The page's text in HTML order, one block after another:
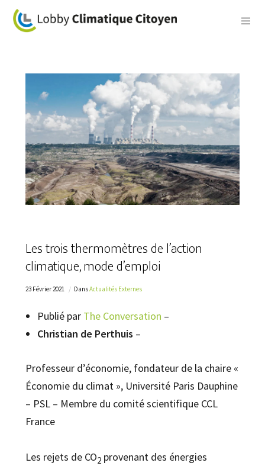
Les trois thermomètres de l’action
climatique, mode d’emploi
23 Février 2021 DansActualités Externes
Publié par The Conversation –
Christian de Perthuis –
Professeur d’économie, fondateur de la chaire «
Économie du climat », Université Paris Dauphine
– PSL – Membre du comité scientifique CCL
France
Les rejets de CO2provenant des énergies